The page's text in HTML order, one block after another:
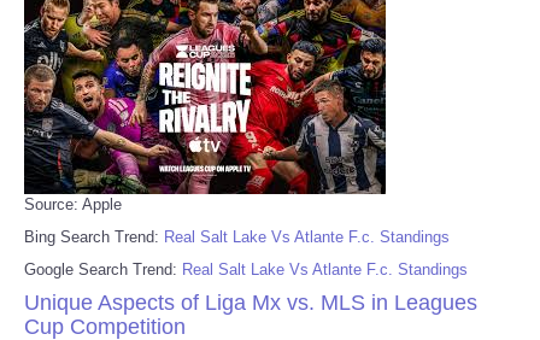
Source: Apple
Bing Search Trend: Real Salt Lake Vs Atlante F.c. Standings
Google Search Trend: Real Salt Lake Vs Atlante F.c. Standings
Unique Aspects of Liga Mx vs. MLS in Leagues
Cup Competition